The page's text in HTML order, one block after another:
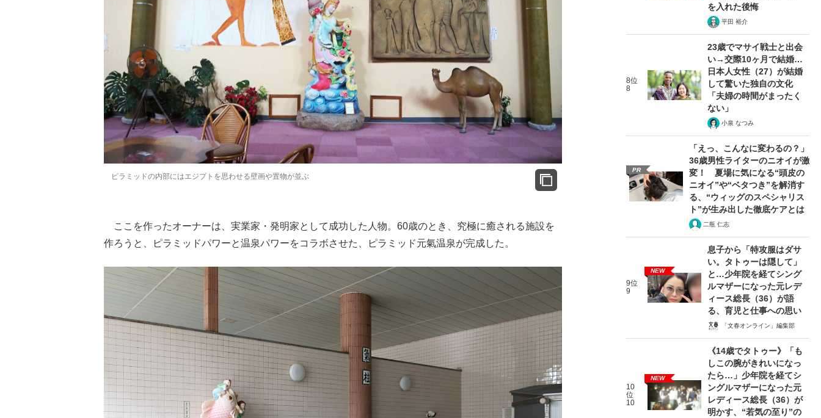
ピラミッドの内部にはエジプトを思わせる壁画や置物が並ぶ
ここを作ったオーナーは、実業家・発明家として成功した人物。60歳のとき、究極に癒される施設を
作ろうと、ピラミッドパワーと温泉パワーをコラボさせた、ピラミッド元氣温泉が完成した。
を入れた後悔
平田 裕介
8位
8
23歳でマサイ戦士と出会
い→交際10ヶ月で結婚…
日本人女性（27）が結婚
して驚いた独自の文化
「夫婦の時間がまったく
ない」
小泉 なつみ
PR
「えっ、こんなに変わるの？」
36歳男性ライターのニオイが激
変！ 夏場に気になる“頭皮の
ニオイ”や“ベタつき”を解消す
る、“ウィッグのスペシャリス
ト”が生み出した徹底ケアとは
二瓶 仁志
9位
9
NEW
息子から「特攻服はダサ
い。タトゥーは隠して」
と…少年院を経てシング
ルマザーになった元レデ
ィース総長（36）が語
る、育児と仕事への思い
「文春オンライン」編集部
10
位
10
NEW
《14歳でタトゥー》「も
しこの腕がきれいになっ
たら…」少年院を経てシ
ングルマザーになった元
レディース総長（36）が
明かす、“若気の至り”の